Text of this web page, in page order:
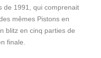
de 1991, qui comprenait
mêmes Pistons en
blitz en cinq parties de
finale.